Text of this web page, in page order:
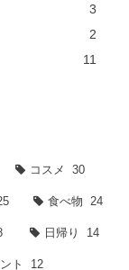
3
2
11
コスメ 30
食べ物 24
日帰り 14
ト 12